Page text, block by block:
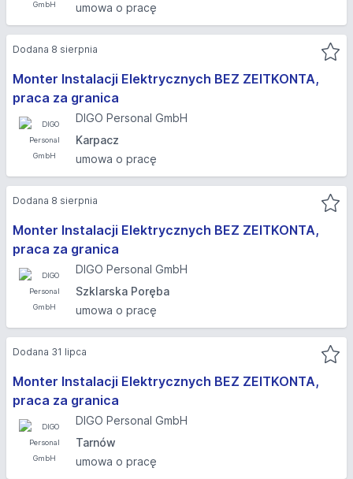
umowa o pracę
Monter Instalacji Elektrycznych BEZ ZEITKONTA,
praca za granica
DIGO Personal GmbH
Karpacz
umowa o pracę
Dodana 8 sierpnia
Monter Instalacji Elektrycznych BEZ ZEITKONTA,
praca za granica
DIGO Personal GmbH
Szklarska Poręba
umowa o pracę
Dodana 8 sierpnia
Monter Instalacji Elektrycznych BEZ ZEITKONTA,
praca za granica
DIGO Personal GmbH
Tarnów
umowa o pracę
Dodana 31 lipca